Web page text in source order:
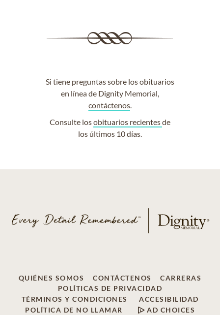
Si tiene preguntas sobre los obituarios
en línea de Dignity Memorial,
contáctenos.
Consulte losobituarios recientesde
los últimos 10 días.
QUIÉNES SOMOS CONTÁCTENOS
CARRERAS
POLÍTICAS DE PRIVACIDAD
TÉRMINOS Y CONDICIONES
ACCESIBILIDAD
POLÍTICA DE NO LLAMAR
AD CHOICES